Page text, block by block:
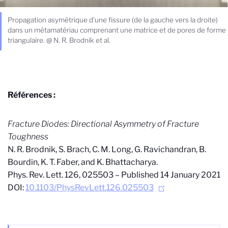
Propagation asymétrique d'une fissure (de la gauche vers la droite)
dans un métamatériau comprenant une matrice et de pores de forme
triangulaire. @ N. R. Brodnik et al.
Références :
Fracture Diodes: Directional Asymmetry of Fracture
Toughness
N. R. Brodnik, S. Brach, C. M. Long, G. Ravichandran, B.
Bourdin, K. T. Faber, and K. Bhattacharya.
Phys. Rev. Lett. 126, 025503 – Published 14 January 2021
DOI:10.1103/PhysRevLett.126.025503